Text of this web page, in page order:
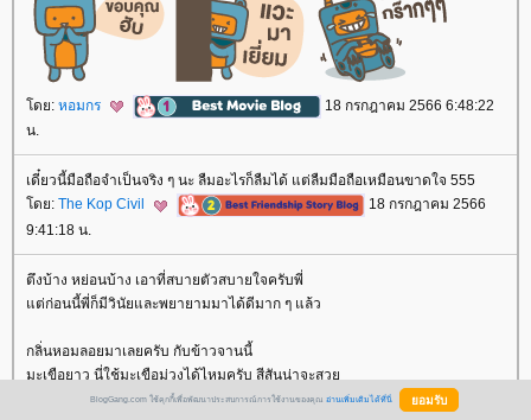
ดย: หอมกร
18 กรกฎาคม 2566 6:48:22
น.
เดี๋ยวนี้มือถือจำเป็นจริง ๆ นะ ลืมอะไรก็ลืมได้ แต่ลืมมือถือเหมือนขาดใจ 555
ดย: The Kop Civil
18 กรกฎาคม 2566
9:41:18 น.
ตึงบ้าง หย่อนบ้าง เอาที่สบายตัวสบายใจครับพี่
ต่ก่อนนี้พี่ก็มีวินัยและพยายามมาได้ดีมาก ๆ แล้ว
กลิ่นหอมลอยมาเลยครับ กับข้าวจานนี้
มะเขือยาว นี่ใช้มะเขือม่วงได้ไหมครับ สีสันน่าจะสว
ผมไม่ทานมะเขือยาวครับ มันหยึ๋
BlogGang.com ใช้คุกกี้เพื่อพัฒนาประสบการณ์การใช้งานของคุณ อ่านเพิ่มเติมได้ที่นี่